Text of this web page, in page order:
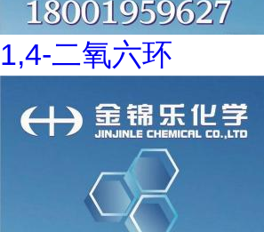
1,4-二氧六环